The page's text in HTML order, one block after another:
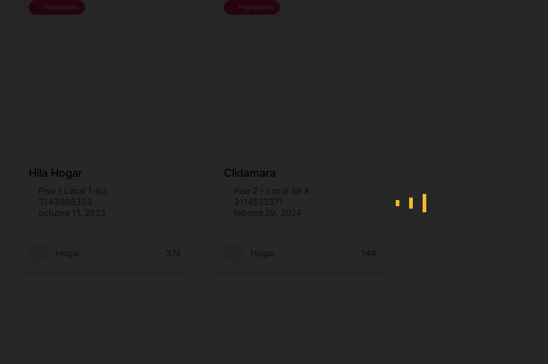
Populares
Hila Hogar
Piso 1 Local 1-63
3143908353
octubre 11, 2023
Hogar 374
Populares
Clidamara
Piso 2 – Local 39 A
3114522371
febrero 29, 2024
Hogar 144